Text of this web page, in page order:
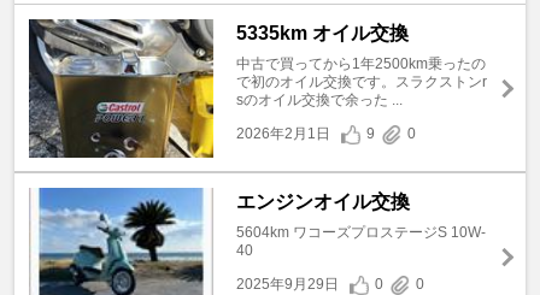
5335km オイル交換
中古で買ってから1年2500km乗ったの
で初のオイル交換です。スラクストンr
sのオイル交換で余った ...
2026年2月1日
9 0
エンジンオイル交換
5604km ワコーズプロステージS 10W-
40
2025年9月29日
0 0